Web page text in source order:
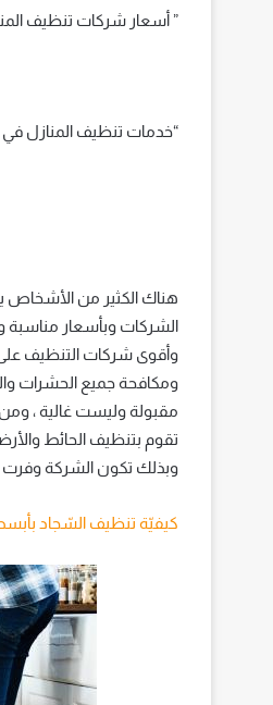
” أسعار شركات تنظيف
“خدمات تنظيف المنازل
هناك الكثير من الأشخاص
الشركات وبأسعار مناسبة
وأقوى شركات التنظيف
ومكافحة جميع الحشرات
مقبولة وليست غالية ،
تقوم بتنظيف الحائط
وبذلك تكون الشركة وفرت
كيفيّة تنظيف السّجاد